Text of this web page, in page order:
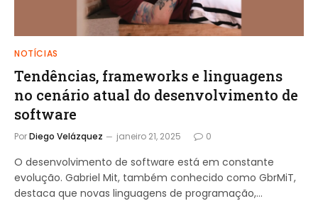
NOTÍCIAS
Tendências, frameworks e linguagens
no cenário atual do desenvolvimento de
software
PorDiego Velázquez janeiro 21, 2025 0
O desenvolvimento de software está em constante
evolução. Gabriel Mit, também conhecido como GbrMiT,
destaca que novas linguagens de programação,…